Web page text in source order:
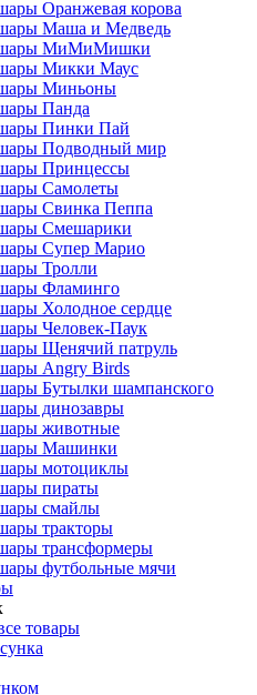
Оранжевая корова
Маша и Медведь
МиМиМишки
Микки Маус
Миньоны
Панда
Пинки Пай
Подводный мир
Принцессы
Самолеты
Свинка Пеппа
Смешарики
Супер Марио
Тролли
Фламинго
Холодное сердце
Человек-Паук
Щенячий патруль
Angry Birds
Бутылки шампанского
динозавры
животные
Машинки
мотоциклы
пираты
смайлы
тракторы
трансформеры
футбольные мячи
товары